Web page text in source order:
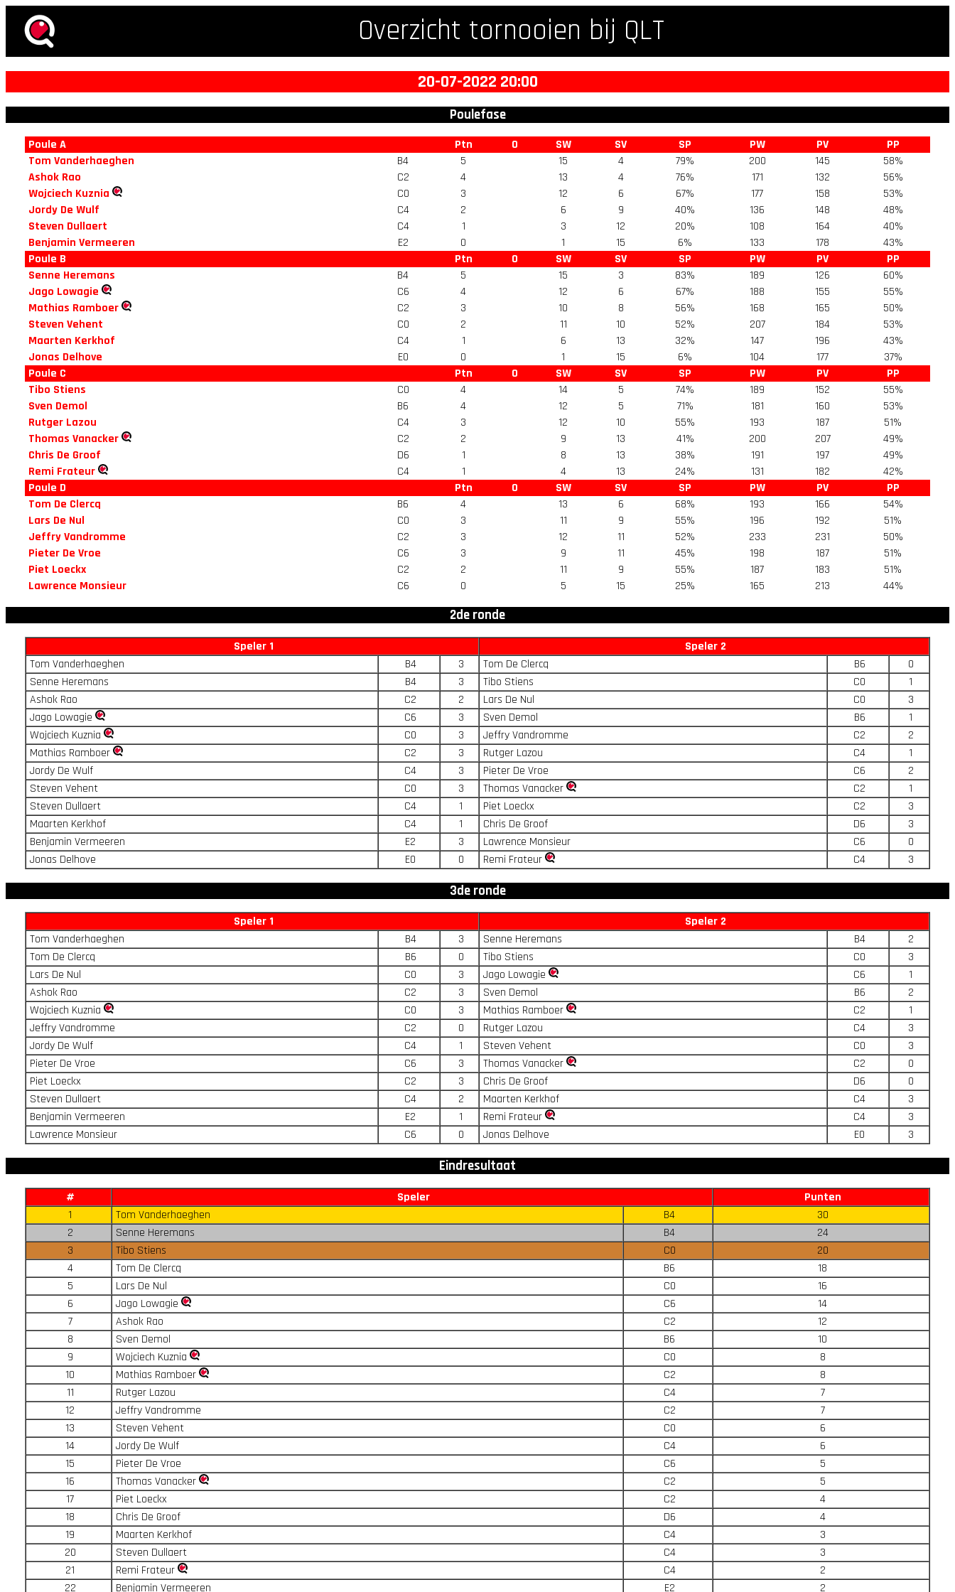
Overzicht tornooien bij QLT
20-07-2022 20:00
Poulefase
Poule A Ptn O SW SV SP PW PV
PP
Tom Vanderhaeghen
B4 5 15 4 79% 200 145
58%
Ashok Rao
C2 4 13 4 76% 171 132
56%
Wojciech Kuznia
C0 3 12 6 67% 177 158
53%
Jordy De Wulf
C4 2 6 9 40% 136 148
48%
Steven Dullaert
C4 1 3 12 20% 108 164
40%
Benjamin Vermeeren
E2 0 1 15 6% 133 178
43%
Poule B
Ptn O SW SV SP PW PV
PP
Senne Heremans
B4 5 15 3 83% 189 126
60%
Jago Lowagie
C6 4 12 6 67% 188 155
55%
Mathias Ramboer
C2 3 10 8 56% 168 165
50%
Steven Vehent
C0 2 11 10 52% 207 184
53%
Maarten Kerkhof
C4 1 6 13 32% 147 196
43%
Jonas Delhove
E0 0 1 15 6% 104 177
37%
Poule C
Ptn O SW SV SP PW PV
PP
Tibo Stiens
C0 4 14 5 74% 189 152
55%
Sven Demol
B6 4 12 5 71% 181 160
53%
Rutger Lazou
C4 3 12 10 55% 193 187
51%
Thomas Vanacker
C2 2 9 13 41% 200 207
49%
Chris De Groof
D6 1 8 13 38% 191 197
49%
Remi Frateur
C4 1 4 13 24% 131 182
42%
Poule D
Ptn O SW SV SP PW PV
PP
Tom De Clercq
B6 4 13 6 68% 193 166
54%
Lars De Nul
C0 3 11 9 55% 196 192
51%
Jeffry Vandromme
C2 3 12 11 52% 233 231
50%
Pieter De Vroe
C6 3 9 11 45% 198 187
51%
Piet Loeckx
C2 2 11 9 55% 187 183
51%
Lawrence Monsieur
C6 0 5 15 25% 165 213 44%
2de ronde
Speler 1
Speler 2
Tom Vanderhaeghen
B4 3 Tom De Clercq B6
0
Senne Heremans
B4 3 Tibo Stiens C0
1
Ashok Rao
C2 2 Lars De Nul C0
3
Jago Lowagie
C6 3 Sven Demol B6
1
Wojciech Kuznia
C0 3 Jeffry Vandromme C2
2
Mathias Ramboer
C2 3 Rutger Lazou C4
1
Jordy De Wulf
C4 3 Pieter De Vroe C6
2
Steven Vehent
C0 3 Thomas Vanacker C2
1
Steven Dullaert
C4 1 Piet Loeckx C2
3
Maarten Kerkhof
C4 1 Chris De Groof D6
3
Benjamin Vermeeren
E2 3 Lawrence Monsieur C6
0
Jonas Delhove
E0 0 Remi Frateur C4 3
3de ronde
Speler 1
Speler 2
Tom Vanderhaeghen
B4 3 Senne Heremans B4
2
Tom De Clercq
B6 0 Tibo Stiens C0
3
Lars De Nul
C0 3 Jago Lowagie C6
1
Ashok Rao
C2 3 Sven Demol B6
2
Wojciech Kuznia
C0 3 Mathias Ramboer C2
1
Jeffry Vandromme
C2 0 Rutger Lazou C4
3
Jordy De Wulf
C4 1 Steven Vehent C0
3
Pieter De Vroe
C6 3 Thomas Vanacker C2
0
Piet Loeckx
C2 3 Chris De Groof D6
0
Steven Dullaert
C4 2 Maarten Kerkhof C4
3
Benjamin Vermeeren
E2 1 Remi Frateur C4
3
Lawrence Monsieur
C6 0 Jonas Delhove E0 3
Eindresultaat
# Speler
Punten
1
Tom Vanderhaeghen B4
30
2
Senne Heremans B4
24
3
Tibo Stiens C0
20
4
Tom De Clercq B6
18
5
Lars De Nul C0
16
6
Jago Lowagie C6
14
7
Ashok Rao C2
12
8
Sven Demol B6
10
9
Wojciech Kuznia C0
8
10
Mathias Ramboer C2
8
11
Rutger Lazou C4
7
12
Jeffry Vandromme C2
7
13
Steven Vehent C0
6
14
Jordy De Wulf C4
6
15
Pieter De Vroe C6
5
16
Thomas Vanacker C2
5
17
Piet Loeckx C2
4
18
Chris De Groof D6
4
19
Maarten Kerkhof C4
3
20
Steven Dullaert C4
3
21
Remi Frateur C4
2
22
Benjamin Vermeeren E2 2